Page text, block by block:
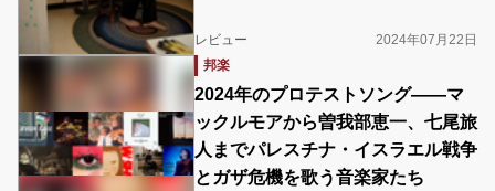
レビュー
2024年07月22日
邦楽
2024年のプロテストソング――マ
ックルモアから曽我部恵一、七尾旅
人までパレスチナ・イスラエル戦争
とガザ危機を歌う音楽家たち